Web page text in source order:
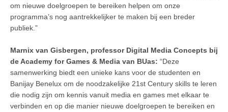
om nieuwe doelgroepen te bereiken helpen om onze
programma’s nog aantrekkelijker te maken bij een breder
publiek.”
Marnix van Gisbergen, professor Digital Media Concepts bij
de Academy for Games & Media van BUas: “Deze
samenwerking biedt een unieke kans voor de studenten en
Banijay Benelux om de noodzakelijke 21st Century skills te leren
die nodig zijn om kennis vanuit media en games met elkaar te
verbinden en op die manier nieuwe doelgroepen te bereiken en